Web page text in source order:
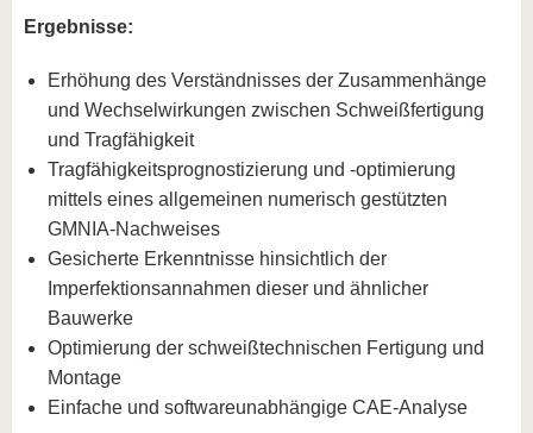
Ergebnisse:
Erhöhung des Verständnisses der Zusammenhänge
und Wechselwirkungen zwischen Schweißfertigung
und Tragfähigkeit
Tragfähigkeitsprognostizierung und -optimierung
mittels eines allgemeinen numerisch gestützten
GMNIA-Nachweises
Gesicherte Erkenntnisse hinsichtlich der
Imperfektionsannahmen dieser und ähnlicher
Bauwerke
Optimierung der schweißtechnischen Fertigung und
Montage
Einfache und softwareunabhängige CAE-Analyse